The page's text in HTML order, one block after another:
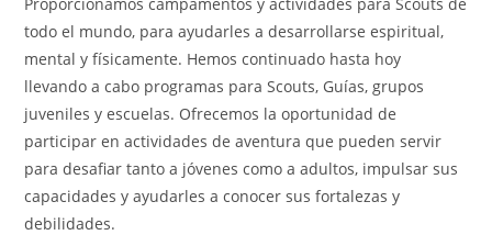
todo el mundo, para ayudarles a desarrollarse espiritual,
mental y físicamente. Hemos continuado hasta hoy
llevando a cabo programas para Scouts, Guías, grupos
juveniles y escuelas. Ofrecemos la oportunidad de
participar en actividades de aventura que pueden servir
para desafiar tanto a jóvenes como a adultos, impulsar sus
capacidades y ayudarles a conocer sus fortalezas y
debilidades.